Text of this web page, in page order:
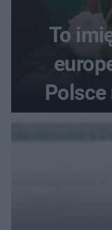
To
Polsce